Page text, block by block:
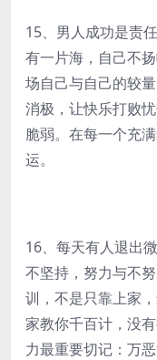
15、男人成功是责
有一片海，自己不
场自己与自己的较
消极，让快乐打败
脆弱。在每一个充
运。
16、每天有人退出
不坚持，努力与不
训，不是只靠上家
家教你千百计，没
力最重要切记：万